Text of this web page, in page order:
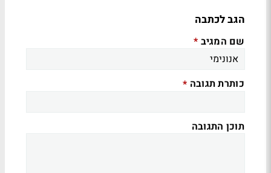
הגב לכתבה
שם המגיב *
כותרת תגובה *
תוכן התגובה